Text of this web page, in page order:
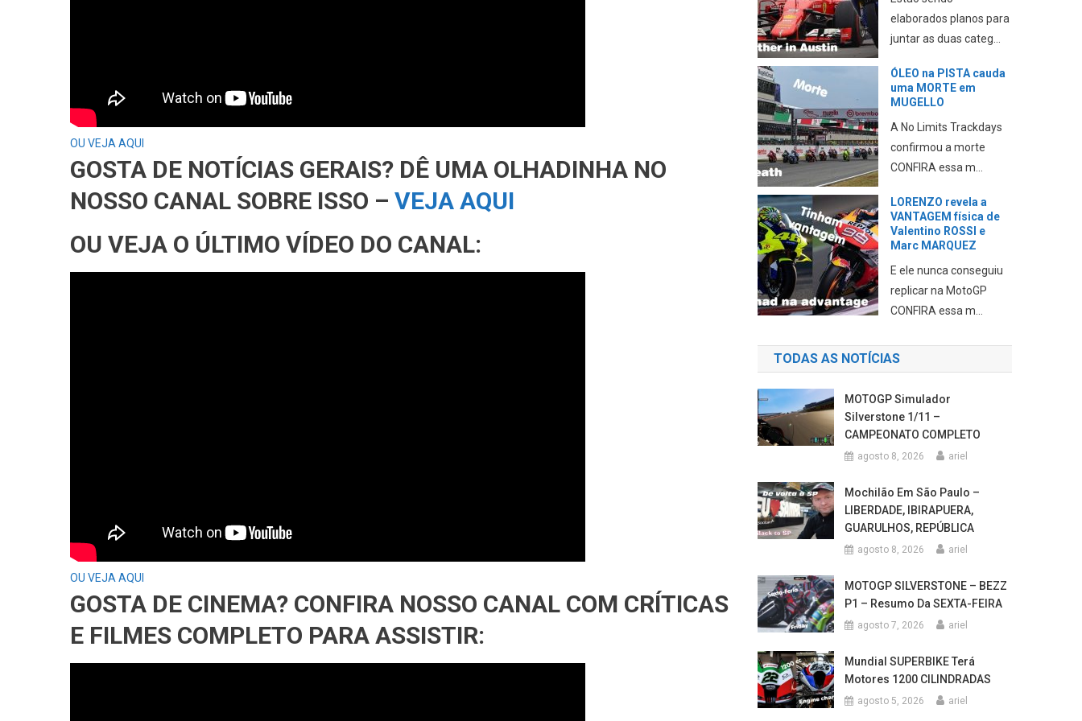
OU VEJA AQUI
GOSTA DE NOTÍCIAS GERAIS? DÊ UMA OLHADINHA NO
NOSSO CANAL SOBRE ISSO – VEJA AQUI
OU VEJA O ÚLTIMO VÍDEO DO CANAL:
OU VEJA AQUI
GOSTA DE CINEMA? CONFIRA NOSSO CANAL COM CRÍTICAS
E FILMES COMPLETO PARA ASSISTIR:
elaborados planos para
juntar as duas categ...
ÓLEO na PISTA cauda
uma MORTE em
MUGELLO
A No Limits Trackdays
confirmou a morte
CONFIRA essa m...
LORENZO revela a
VANTAGEM física de
Valentino ROSSI e
Marc MARQUEZ
E ele nunca conseguiu
replicar na MotoGP
CONFIRA essa m...
TODAS AS NOTÍCIAS
MOTOGP Simulador
Silverstone 1/11 –
CAMPEONATO COMPLETO
agosto 8, 2026 ariel
Mochilão Em São Paulo –
LIBERDADE, IBIRAPUERA,
GUARULHOS, REPÚBLICA
agosto 8, 2026 ariel
MOTOGP SILVERSTONE – BEZZ
P1 – Resumo Da SEXTA-FEIRA
agosto 7, 2026 ariel
Mundial SUPERBIKE Terá
Motores 1200 CILINDRADAS
agosto 5, 2026 ariel